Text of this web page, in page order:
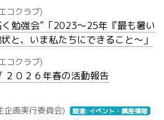
コクラブ)
勉強会”「2023～25年『最も暑い
と、いま私たちにできること～」
コクラブ)
２０２６年春の活動報告
企画実行委員会)
関連: イベント・講座情報